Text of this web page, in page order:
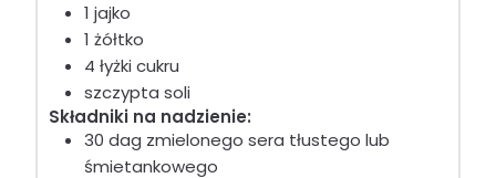
1 jajko
1 żółtko
4 łyżki cukru
szczypta soli
Składniki na nadzienie:
30 dag zmielonego sera tłustego lub
śmietankowego